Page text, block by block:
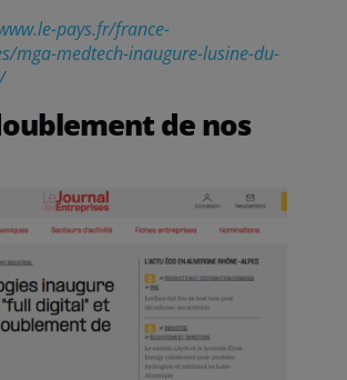
pays.fr/france-
mga-medtech-inaugure-lusine-du-
de nos